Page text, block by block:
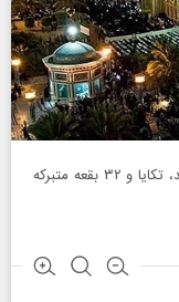
مؤمنان خراسان جنوبی امشب با حضور در مساجد، تکایا و ۳۲ بقعه متبرکه